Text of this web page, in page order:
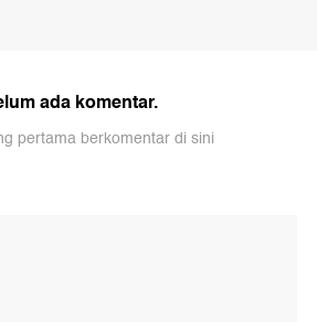
ada komentar.
pertama berkomentar di sini